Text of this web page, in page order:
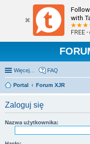
with
FREE
Więcej… FAQ
Portal
Forum XJR
Zaloguj się
Nazwa użytkownika: